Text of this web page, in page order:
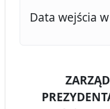
Data wejścia